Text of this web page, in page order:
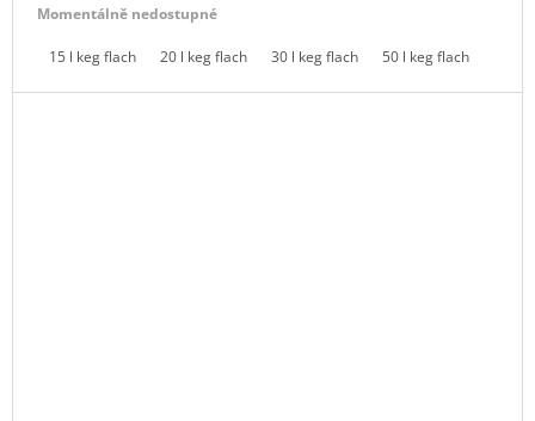
cena:
Momentálně nedostupné
15 l keg flach 20 l keg flach 30 l keg flach 50 l keg flach